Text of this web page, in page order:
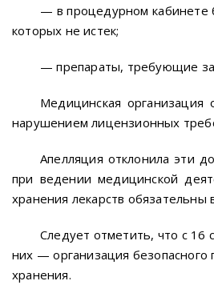
— в процедурном кабинете
которых не истек;
— препараты, требующие
Медицинская
нарушением лицензионных
Апелляция отклонила эти
при ведении медицинской
хранения лекарств
Следует отметить, что с 16
них — организация безопасного
хранения.